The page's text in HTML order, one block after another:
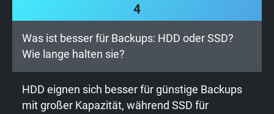
4
Was ist besser für Backups: HDD oder SSD?
Wie lange halten sie?
HDD eignen sich besser für günstige Backups
mit großer Kapazität, während SSD für